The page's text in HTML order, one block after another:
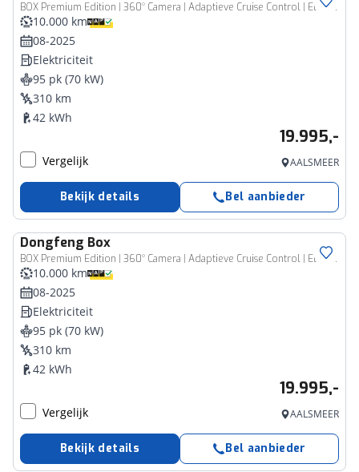
BOX Premium Edition | 360° Camera | Adaptieve Cruise Control | Elektrisch Verstelbare Bestuurdersstoel + Geheugen | Stoelverwarming Bestuurder | Stoelventilatie Bestuurder | Apple Carplay | Android Auto | Sfeerverlichting | Elektrisch Inklapbare Buitenspiegels
10.000 km
08-2025
Elektriciteit
95 pk (70 kW)
310 km
42 kWh
19.995,-
Vergelijk AALSMEER
Bekijk details Bel aanbieder
Dongfeng Box
BOX Premium Edition | 360° Camera | Adaptieve Cruise Control | Elektrisch Verstelbare Bestuurdersstoel + Geheugen | Stoelverwarming Bestuurder | Stoelventilatie Bestuurder | Apple Carplay | Android Auto | Sfeerverlichting | Elektrisch Inklapbare Buitenspiegels
10.000 km
08-2025
Elektriciteit
95 pk (70 kW)
310 km
42 kWh
19.995,-
Vergelijk AALSMEER
Bekijk details Bel aanbieder